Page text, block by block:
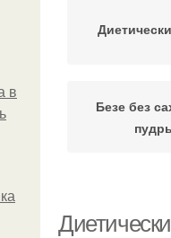
в
Безе без